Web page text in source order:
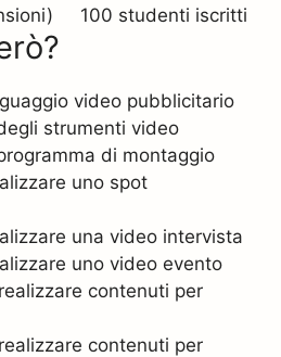
100 studenti iscritti
video pubblicitario
strumenti video
di montaggio
uno spot
una video intervista
uno video evento
contenuti per
contenuti per